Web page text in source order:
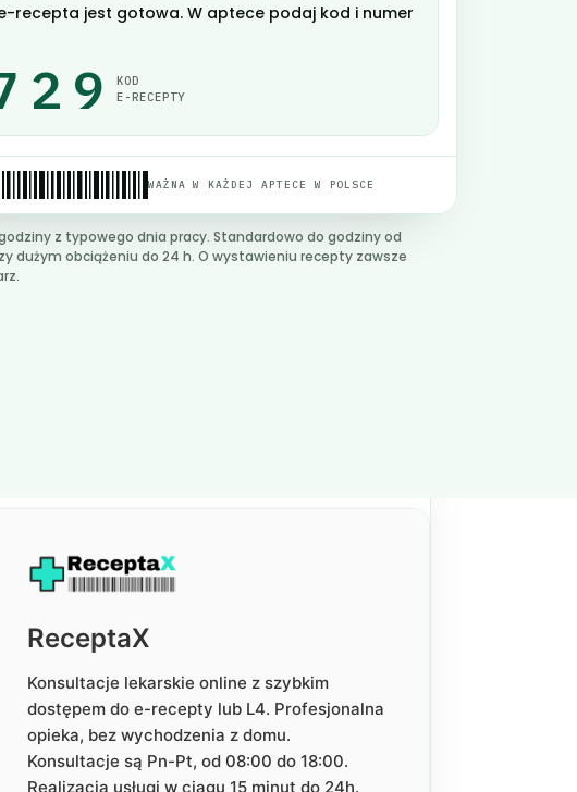
recepta jest gotowa. W aptece podaj kod i numer
KOD
E-RECEPTY
WAŻNA W KAŻDEJ APTECE W POLSCE
godziny z typowego dnia pracy. Standardowo do godziny od
dużym obciążeniu do 24 h. O wystawieniu recepty zawsze